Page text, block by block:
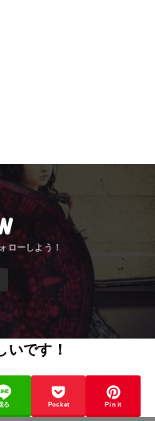
いです！
る Pocket Pin it